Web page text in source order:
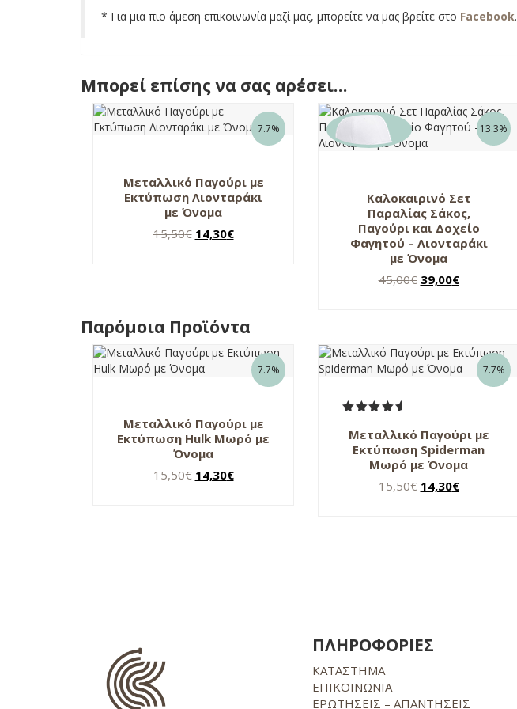
* Για μια πιο άμεση επικοινωνία μαζί μας, μπορείτε να μας βρείτε στο Facebook.
Μπορεί επίσης να σας αρέσει…
7.7%
Μεταλλικό Παγούρι με
Εκτύπωση Λιονταράκι
με Όνομα
15,50€ Original
price
14,30€Η
τρέχουσα
13.3%
Καλοκαιρινό Σετ
Παραλίας Σάκος,
Παγούρι και Δοχείο
Φαγητού – Λιονταράκι
με Όνομα
45,00€ Original
price
39,00€Η
τρέχουσα
Παρόμοια Προϊόντα
7.7%
Μεταλλικό Παγούρι με
Εκτύπωση Hulk Μωρό με
Όνομα
15,50€ Original
price
14,30€Η
τρέχουσα
7.7%
με5.00
από 5
Μεταλλικό Παγούρι με
Εκτύπωση Spiderman
Μωρό με Όνομα
15,50€ Original
price
14,30€Η
τρέχουσα
ΠΛΗΡΟΦΟΡΙΕΣ
ΚΑΤΑΣΤΗΜΑ
ΕΠΙΚΟΙΝΩΝΙΑ
ΕΡΩΤΗΣΕΙΣ – ΑΠΑΝΤΗΣΕΙΣ